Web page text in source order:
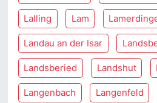
Lalling Lam
Landau an der Isar
Landsberied Landshut
Langenbach Langenfeld